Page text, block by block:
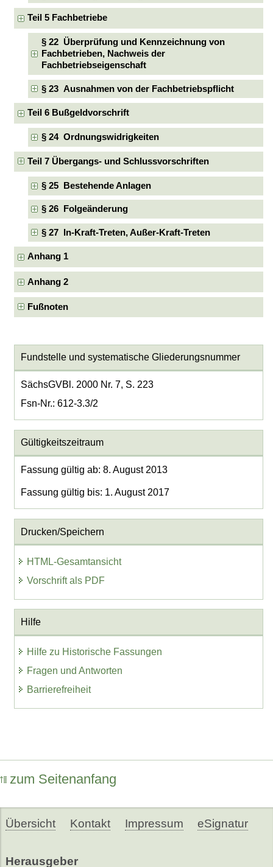
Teil 5 Fachbetriebe
§ 22 Überprüfung und Kennzeichnung von
Fachbetrieben, Nachweis der
Fachbetriebseigenschaft
§ 23 Ausnahmen von der Fachbetriebspflicht
Teil 6 Bußgeldvorschrift
§ 24 Ordnungswidrigkeiten
Teil 7 Übergangs- und Schlussvorschriften
§ 25 Bestehende Anlagen
§ 26 Folgeänderung
§ 27 In-Kraft-Treten, Außer-Kraft-Treten
Anhang 1
Anhang 2
Fußnoten
Fundstelle und systematische Gliederungsnummer
SächsGVBl. 2000 Nr. 7, S. 223
Fsn-Nr.: 612-3.3/2
Gültigkeitszeitraum
Fassung gültig ab: 8. August 2013
Fassung gültig bis: 1. August 2017
Drucken/Speichern
HTML-Gesamtansicht
Vorschrift als PDF
Hilfe
Hilfe zu Historische Fassungen
Fragen und Antworten
Barrierefreiheit
zum Seitenanfang
Übersicht Kontakt Impressum eSignatur
Herausgeber